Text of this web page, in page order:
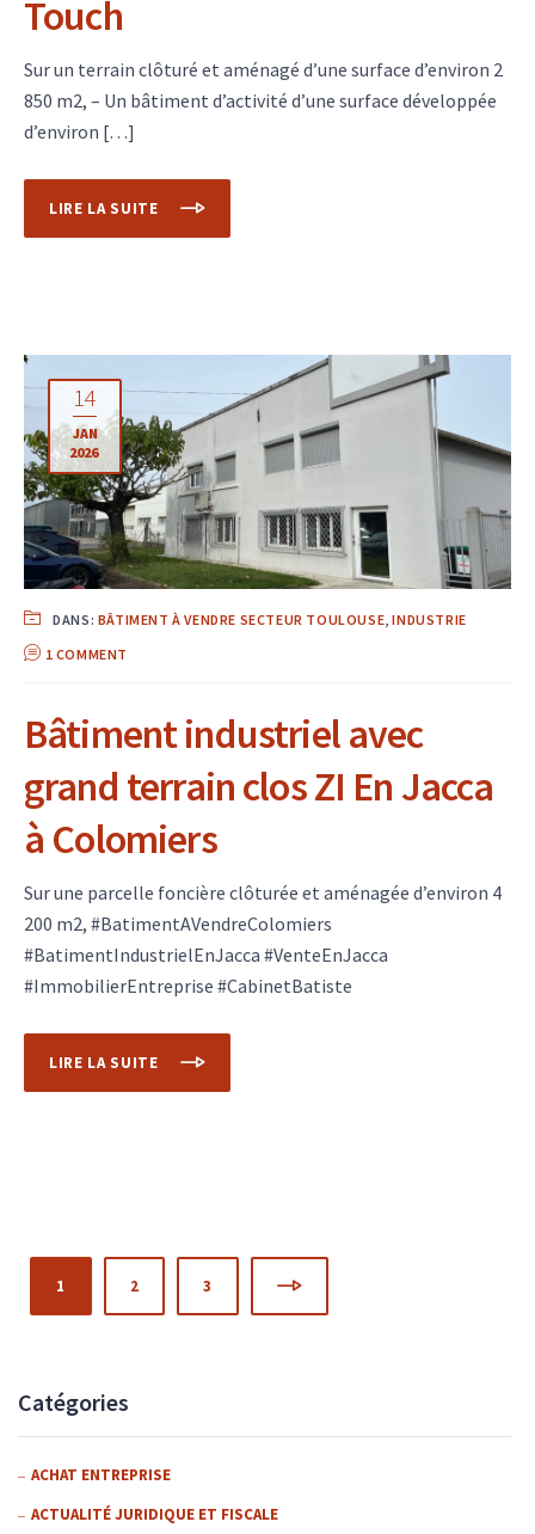
Touch
Sur un terrain clôturé et aménagé d’une surface d’environ 2
850 m2, – Un bâtiment d’activité d’une surface développée
d’environ […]
LIRE LA SUITE
14
JAN
2026
DANS: BÂTIMENT À VENDRE SECTEUR TOULOUSE,INDUSTRIE
1 COMMENT
Bâtiment industriel avec
grand terrain clos ZI En Jacca
à Colomiers
Sur une parcelle foncière clôturée et aménagée d’environ 4
200 m2, #BatimentAVendreColomiers
#BatimentIndustrielEnJacca #VenteEnJacca
#ImmobilierEntreprise #CabinetBatiste
LIRE LA SUITE
1 2 3
Catégories
ACHAT ENTREPRISE
ACTUALITÉ JURIDIQUE ET FISCALE